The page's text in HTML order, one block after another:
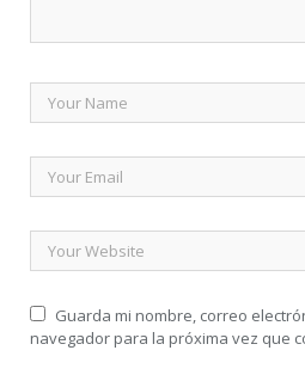
Guarda mi nombre, correo
navegador para la próxima vez que